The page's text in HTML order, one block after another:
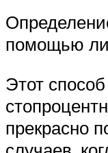
помощью
Этот
прекрасно